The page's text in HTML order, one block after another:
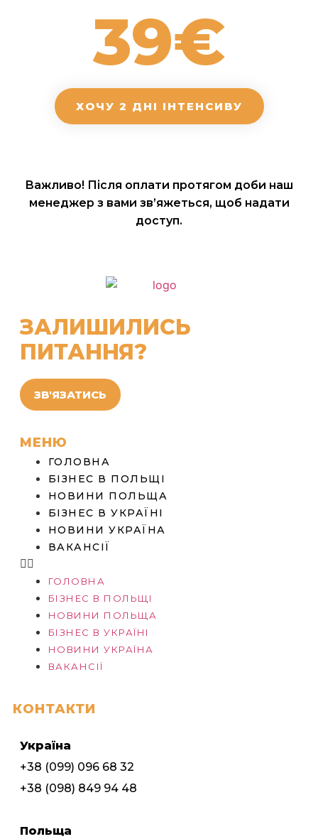
39€
ХОЧУ 2 ДНІ ІНТЕНСИВУ
Важливо! Після оплати протягом доби наш
менеджер з вами зв’яжеться, щоб надати
доступ.
ЗАЛИШИЛИСЬ
ПИТАННЯ?
ЗВ'ЯЗАТИСЬ
МЕНЮ
ГОЛОВНА
БІЗНЕС В ПОЛЬЩІ
НОВИНИ ПОЛЬЩА
БІЗНЕС В УКРАЇНІ
НОВИНИ УКРАЇНА
ВАКАНСІЇ
ГОЛОВНА
БІЗНЕС В ПОЛЬЩІ
НОВИНИ ПОЛЬЩА
БІЗНЕС В УКРАЇНІ
НОВИНИ УКРАЇНА
ВАКАНСІЇ
КОНТАКТИ
Україна
+38 (099) 096 68 32
+38 (098) 849 94 48
Польща